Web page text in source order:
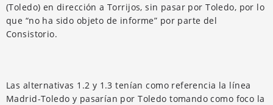
(Toledo) en dirección a Torrijos, sin pasar por Toledo, por lo
que “no ha sido objeto de informe” por parte del
Consistorio.
Las alternativas 1.2 y 1.3 tenían como referencia la línea
Madrid-Toledo y pasarían por Toledo tomando como foco la